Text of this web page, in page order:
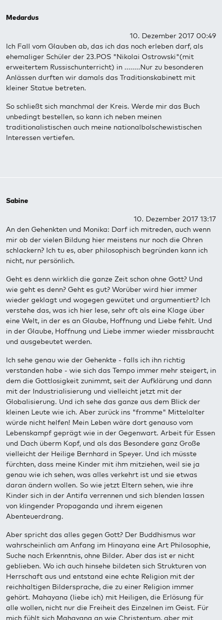
Medardus
10. Dezember 2017 00:49
Ich Fall vom Glauben ab, das ich das noch erleben darf, als
ehemaliger Schüler der 23.POS "Nikolai Ostrowski"(mit
erweitertem Russischunterricht) in ........Nur zu besonderen
Anlässen durften wir damals das Traditionskabinett mit
kleiner Statue betreten.
So schließt sich manchmal der Kreis. Werde mir das Buch
unbedingt bestellen, so kann ich neben meinen
traditionalistischen auch meine nationalbolschewistischen
Interessen vertiefen.
Sabine
10. Dezember 2017 13:17
An den Gehenkten und Monika: Darf ich mitreden, auch wenn
mir ob der vielen Bildung hier meistens nur noch die Ohren
schlackern? Ich tu es, aber philosophisch begründen kann ich
nicht, nur persönlich.
Geht es denn wirklich die ganze Zeit schon ohne Gott? Und
wie geht es denn? Geht es gut? Worüber wird hier immer
wieder geklagt und wogegen gewütet und argumentiert? Ich
verstehe das, was ich hier lese, sehr oft als eine Klage über
eine Welt, in der es an Glaube, Hoffnung und Liebe fehlt. Und
in der Glaube, Hoffnung und Liebe immer wieder missbraucht
und ausgebeutet werden.
Ich sehe genau wie der Gehenkte - falls ich ihn richtig
verstanden habe - wie sich das Tempo immer mehr steigert, in
dem die Gottlosigkeit zunimmt, seit der Aufklärung und dann
mit der Industrialisierung und vielleicht jetzt mit der
Globalisierung. Und ich sehe das ganze aus dem Blick der
kleinen Leute wie ich. Aber zurück ins "fromme" Mittelalter
würde nicht helfen! Mein Leben wäre dort genauso vom
Lebenskampf geprägt wie in der Gegenwart. Arbeit für Essen
und Dach überm Kopf, und als das Besondere ganz Große
vielleicht der Heilige Bernhard in Speyer. Und ich müsste
fürchten, dass meine Kinder mit ihm mitziehen, weil sie ja
genau wie ich sehen, was alles verkehrt ist und sie etwas
daran ändern wollen. So wie jetzt Eltern sehen, wie ihre
Kinder sich in der Antifa verrennen und sich blenden lassen
von klingender Propaganda und ihrem eigenen
Abenteuerdrang.
Aber spricht das alles gegen Gott? Der Buddhismus war
wahrscheinlich am Anfang im Hinayana eine Art Philosophie,
Suche nach Erkenntnis, ohne Bilder. Aber das ist er nicht
geblieben. Wo ich auch hinsehe bildeten sich Strukturen von
Herrschaft aus und entstand eine echte Religion mit der
reichhaltigen Bildersprache, die zu einer Religion immer
gehört. Mahayana (liebe ich) mit Heiligen, die Erlösung für
alle wollen, nicht nur die Freiheit des Einzelnen im Geist. Für
mich fühlt sich Mahayana an wie Christentum, aber mit